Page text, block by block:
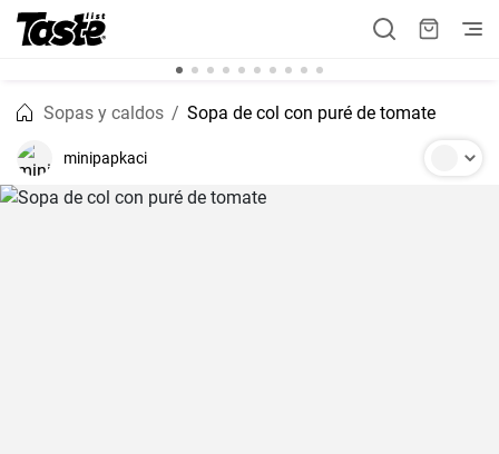
Sopas y caldos Sopa de col con puré de tomate
minipapkaci